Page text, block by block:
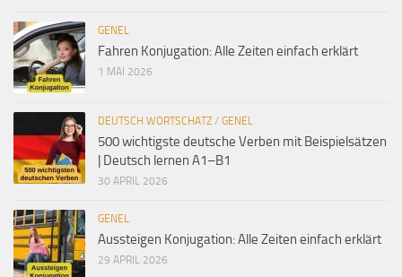
GENEL
Fahren Konjugation: Alle Zeiten einfach erklärt
1 MAI 2026
DEUTSCH WORTSCHATZ / GENEL
500 wichtigste deutsche Verben mit Beispielsätzen
| Deutsch lernen A1–B1
30 APRIL 2026
GENEL
Aussteigen Konjugation: Alle Zeiten einfach erklärt
29 APRIL 2026